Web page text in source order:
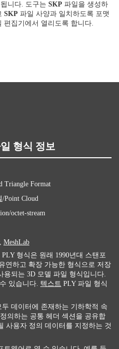
니다. 도구는 SKP 파일을 생성하
SKP 파일 사양과 일치하도록 포맷
편집기에서 열리도록 합니다.
형식 정보
Triangle Format
/Point Cloud
octet-stream
, MeshLab
형식은 원래 1990년대 스탠포
연하고 확장 가능한 형식으로 저장
용되는 3D 모델 파일 형식입니다.
있습니다. 텍스트 PLY 파일 형식
데이터에 존재하는 기하학적 속
의하는 공통 헤더 섹션을 공유합
사용자 정의 데이터를 지정하는 것